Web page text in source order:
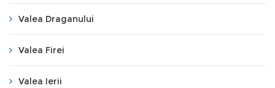
Valea Draganului
Valea Firei
Valea Ierii